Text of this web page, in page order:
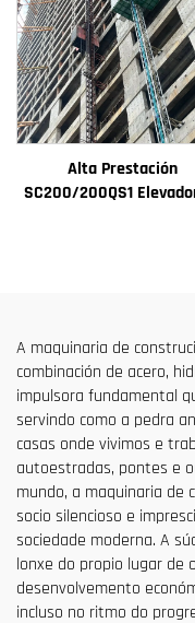
Alta Prestación
SC200/200QS1
A maquinaria de
combinación de acero,
impulsora fundamental
servindo como a pedra
casas onde vivimos e
autoestradas, pontes e
mundo, a maquinaria de
socio silencioso e
sociedade moderna. A
lonxe do propio lugar de
desenvolvemento
incluso no ritmo do